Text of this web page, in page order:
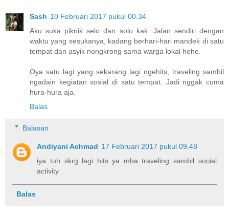
Sash 10 Februari 2017 pukul 00.34
Aku suka piknik selo dan solo kak. Jalan sendiri dengan
waktu yang sesukanya, kadang berhari-hari mandek di satu
tempat dan asyik nongkrong sama warga lokal hehe.
Oya satu lagi yang sekarang lagi ngehits, traveling sambil
ngadain kegiatan sosial di satu tempat. Jadi nggak cuma
hura-hura aja.
Balas
Balasan
Andiyani Achmad 17 Februari 2017 pukul 09.48
iya tuh skrg lagi hits ya mba traveling sambil social
activity
Balas